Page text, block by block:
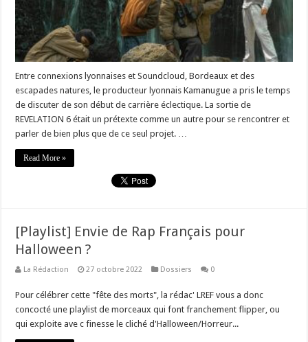
Entre connexions lyonnaises et Soundcloud, Bordeaux et des
escapades natures, le producteur lyonnais Kamanugue a pris le temps
de discuter de son début de carrière éclectique. La sortie de
REVELATION 6 était un prétexte comme un autre pour se rencontrer et
parler de bien plus que de ce seul projet. …
Read More »
[Playlist] Envie de Rap Français pour
Halloween ?
La Rédaction 27 octobre 2022 Dossiers 0
Pour célébrer cette "fête des morts", la rédac' LREF vous a donc
concocté une playlist de morceaux qui font franchement flipper, ou
qui exploite ave c finesse le cliché d'Halloween/Horreur...